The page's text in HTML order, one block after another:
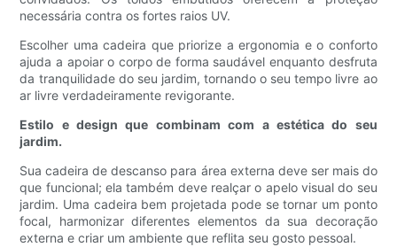
necessária contra os fortes raios UV.
Escolher uma cadeira que priorize a ergonomia e o conforto
ajuda a apoiar o corpo de forma saudável enquanto desfruta
da tranquilidade do seu jardim, tornando o seu tempo livre ao
ar livre verdadeiramente revigorante.
Estilo e design que combinam com a estética do seu
jardim.
Sua cadeira de descanso para área externa deve ser mais do
que funcional; ela também deve realçar o apelo visual do seu
jardim. Uma cadeira bem projetada pode se tornar um ponto
focal, harmonizar diferentes elementos da sua decoração
externa e criar um ambiente que reflita seu gosto pessoal.